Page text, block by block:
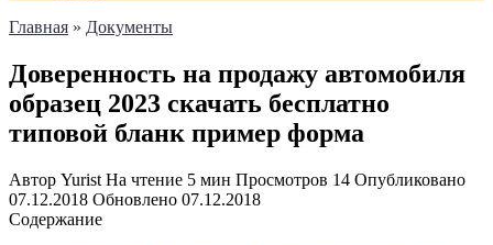
Главная » Документы
Доверенность на продажу автомобиля
образец 2023 скачать бесплатно
типовой бланк пример форма
Автор Yurist На чтение 5 мин Просмотров 14 Опубликовано
07.12.2018 Обновлено 07.12.2018
Содержание